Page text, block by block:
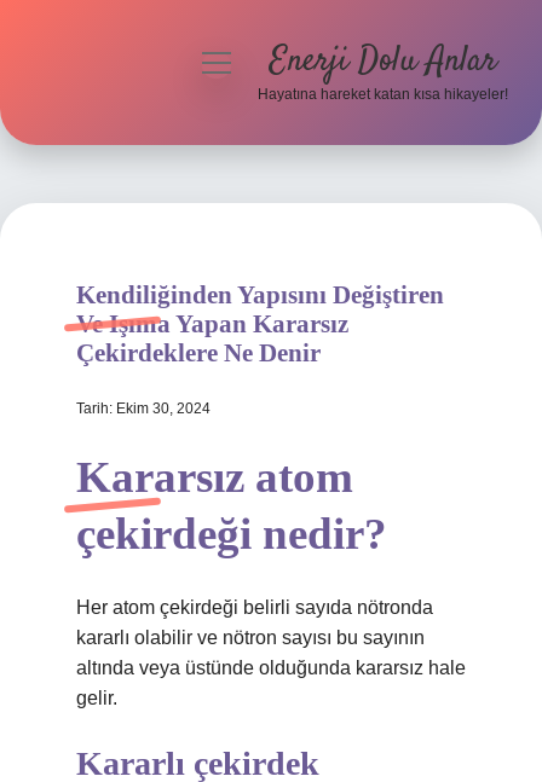
Hakkımızda
menüyüEnerji Dolu Anlar
Hayatına hareket katan kısa hikayeler!
Kendiliğinden Yapısını Değiştiren
Ve Işıma Yapan Kararsız
Çekirdeklere Ne Denir
Tarih: Ekim 30, 2024
Kararsız atom
çekirdeği nedir?
Her atom çekirdeği belirli sayıda nötronda
kararlı olabilir ve nötron sayısı bu sayının
altında veya üstünde olduğunda kararsız hale
gelir.
Kararlı çekirdek